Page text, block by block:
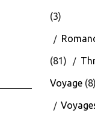
(3)
(81)
Voyage(8)